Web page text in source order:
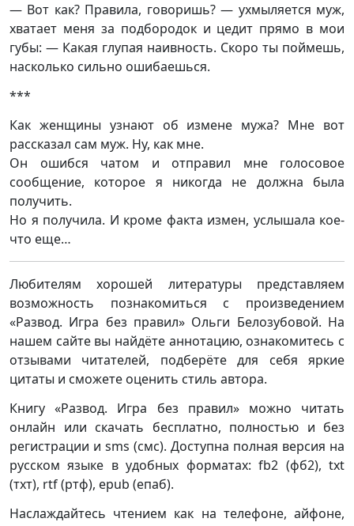
— Вот как? Правила, говоришь? — ухмыляется муж,
хватает меня за подбородок и цедит прямо в мои
губы: — Какая глупая наивность. Скоро ты поймешь,
насколько сильно ошибаешься.
***
Как женщины узнают об измене мужа? Мне вот
рассказал сам муж. Ну, как мне.
Он ошибся чатом и отправил мне голосовое
сообщение, которое я никогда не должна была
получить.
Но я получила. И кроме факта измен, услышала кое-
что еще…
Любителям хорошей литературы представляем
возможность познакомиться с произведением
«Развод. Игра без правил» Ольги Белозубовой. На
нашем сайте вы найдёте аннотацию, ознакомитесь с
отзывами читателей, подберёте для себя яркие
цитаты и сможете оценить стиль автора.
Книгу «Развод. Игра без правил» можно читать
онлайн или скачать бесплатно, полностью и без
регистрации и sms (смс). Доступна полная версия на
русском языке в удобных форматах: fb2 (фб2), txt
(тхт), rtf (ртф), epub (епаб).
Наслаждайтесь чтением как на телефоне, айфоне,